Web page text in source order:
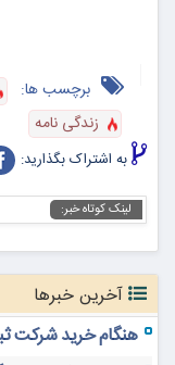
برچسب ها:
زندگی نامه
به اشتراک بگذارید:
لینک کوتاه خبر:
آخرین خبرها
هنگام خرید شرکت